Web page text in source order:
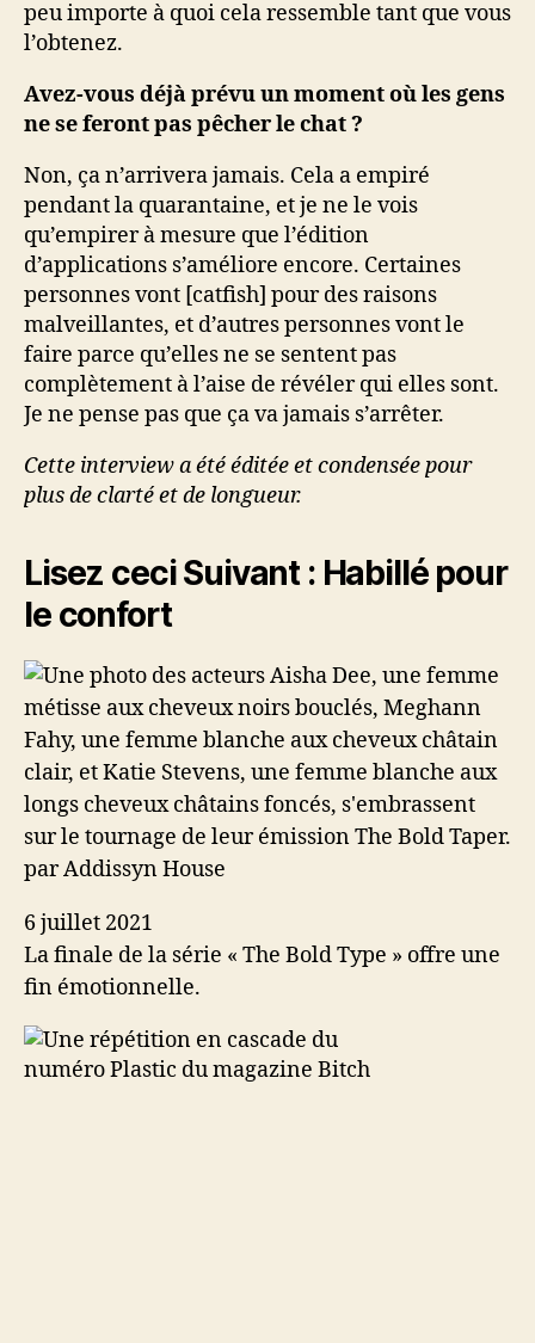
peu importe à quoi cela ressemble tant que vous
l’obtenez.
Avez-vous déjà prévu un moment où les gens
ne se feront pas pêcher le chat ?
Non, ça n’arrivera jamais. Cela a empiré
pendant la quarantaine, et je ne le vois
qu’empirer à mesure que l’édition
d’applications s’améliore encore. Certaines
personnes vont [catfish] pour des raisons
malveillantes, et d’autres personnes vont le
faire parce qu’elles ne se sentent pas
complètement à l’aise de révéler qui elles sont.
Je ne pense pas que ça va jamais s’arrêter.
Cette interview a été éditée et condensée pour
plus de clarté et de longueur.
Lisez ceci Suivant :Habillé pour
le confort
par Addissyn House
6 juillet 2021
La finale de la série « The Bold Type » offre une
fin émotionnelle.